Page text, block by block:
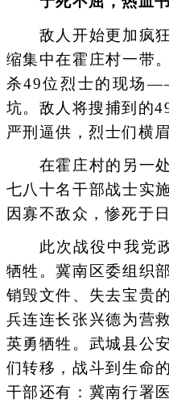
敌人开始更加疯狂
缩集中在霍庄村一带
杀49位烈士的现场
坑。敌人将搜捕到的
严刑逼供，烈士们横
在霍庄村的另一处
七八十名干部战士实
因寡不敌众，惨死于
此次战役中我党政
牺牲。冀南区委组织
销毁文件、失去宝贵
兵连连长张兴德为营
英勇牺牲。武城县公
们转移，战斗到生命
干部还有：冀南行署